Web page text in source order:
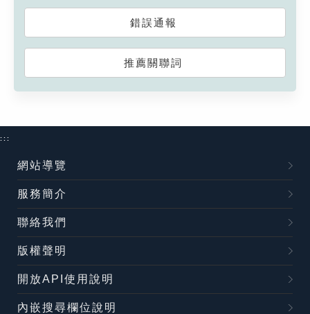
錯誤通報
推薦關聯詞
:::
網站導覽
服務簡介
聯絡我們
版權聲明
開放API使用說明
內嵌搜尋欄位說明